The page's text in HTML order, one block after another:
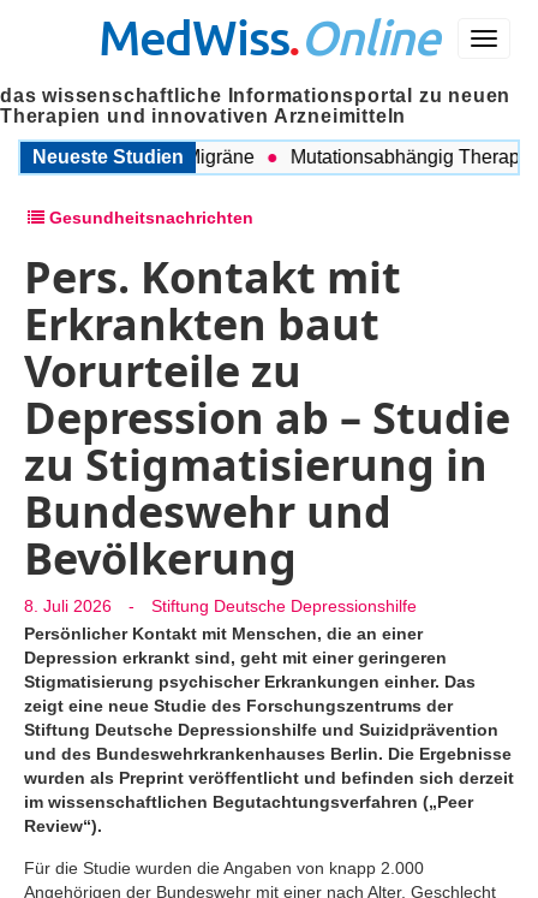
Menü
MedWiss.Online
das wissenschaftliche Informationsportal zu neuen
Therapien und innovativen Arzneimitteln
Neueste Studien
COPD und Migräne Mutationsabhängig Therapie
Gesundheitsnachrichten
Pers. Kontakt mit
Erkrankten baut
Vorurteile zu
Depression ab – Studie
zu Stigmatisierung in
Bundeswehr und
Bevölkerung
8. Juli 2026 -
Stiftung Deutsche Depressionshilfe
Persönlicher Kontakt mit Menschen, die an einer
Depression erkrankt sind, geht mit einer geringeren
Stigmatisierung psychischer Erkrankungen einher. Das
zeigt eine neue Studie des Forschungszentrums der
Stiftung Deutsche Depressionshilfe und Suizidprävention
und des Bundeswehrkrankenhauses Berlin. Die Ergebnisse
wurden als Preprint veröffentlicht und befinden sich derzeit
im wissenschaftlichen Begutachtungsverfahren („Peer
Review“).
Für die Studie wurden die Angaben von knapp 2.000
Angehörigen der Bundeswehr mit einer nach Alter, Geschlecht